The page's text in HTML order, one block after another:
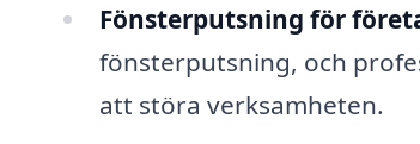
Fönsterputsning för
fönsterputsning, och
att störa verksamheten.